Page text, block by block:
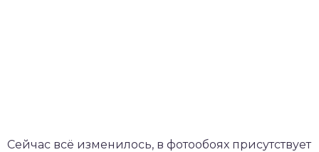
Сейчас всё изменилось, в фотообоях присутствует